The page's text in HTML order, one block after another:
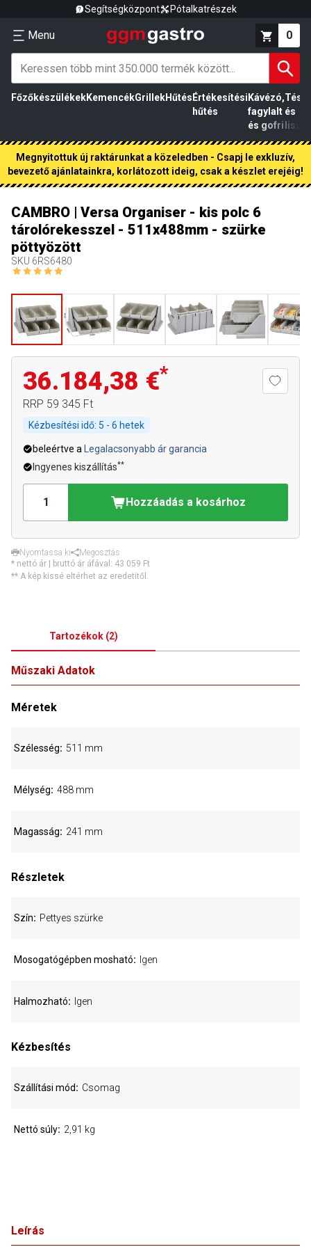
Segítségközpont Pótalkatrészek
Menu 0
FőzőkészülékekKemencékGrillekHűtés Értékesítési
hűtés
Kávézó,
fagylalt
és gofri
és
liszt
Megnyitottuk új raktárunkat a közeledben - Csapj le exkluzív,
bevezető ajánlatainkra, korlátozott ideig, csak a készlet erejéig!
CAMBRO | Versa Organiser - kis polc 6
tárolórekesszel - 511x488mm - szürke
pöttyözött
SKU 6RS6480
36.184,38 €*
RRP 59 345 Ft
Kézbesítési idő: 5 - 6 hetek
beleértve a
Legalacsonyabb ár garancia
Ingyenes kiszállítás**
Hozzáadás a kosárhoz
Nyomtassa ki
Megosztás
* nettó ár | bruttó ár áfával: 43 059 Ft
** A kép kissé eltérhet az eredetitől.
Tartozékok(2)
Leírás
Műszaki Adatok
Méretek
Szélesség 511 mm
Mélység 488 mm
Magasság 241 mm
Részletek
Szín Pettyes szürke
Mosogatógépben mosható Igen
Halmozható Igen
Kézbesítés
Szállítási mód Csomag
Nettó súly 2,91 kg